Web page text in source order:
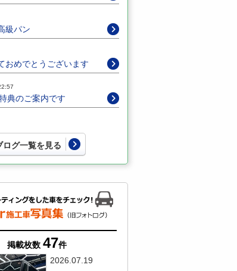
級パン
おめでとうございます
典のご案内です
ログ一覧を見る
掲載枚数47件
2026.07.19